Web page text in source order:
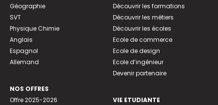
Géographie
SVT
Physique Chimie
Anglais
Espagnol
Allemand
NOS OFFRES
Offre 2025-2026
Découvrir les formations
Découvrir les métiers
Découvrir les écoles
Ecole de commerce
Ecole de design
Ecole d’ingénieur
Devenir partenaire
VIE ETUDIANTE